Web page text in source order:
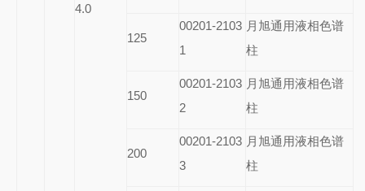
4.0
125
00201-2103
1
月旭通用液相色谱
柱
150
00201-2103
2
月旭通用液相色谱
柱
200
00201-2103
3
月旭通用液相色谱
柱